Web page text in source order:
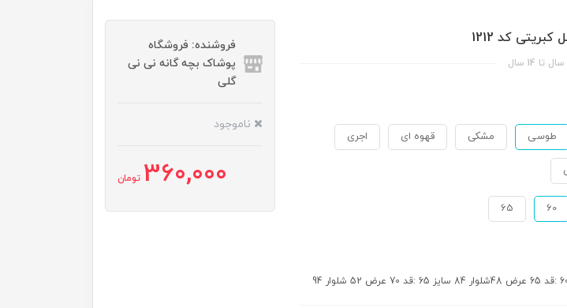
کد 1212
طوسی مشکی قهوه ای اجری
60
65
فروشنده: فروشگاه
پوشاک بچه گانه نی نی
گلی
ناموجود
360,000 تومان